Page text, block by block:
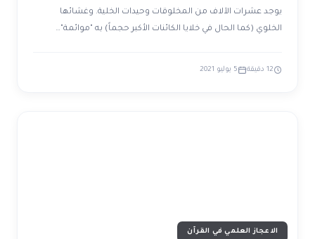
يوجد عشرات الآلاف من المخلوقات وحيدات الخلية. وغشائها
الخلوي (كما الحال في خلايا الكائنات الأكبر حجماً) به "موائمة"…
12 دقيقة 5 يوليو 2021
الاعجاز العلمي في القرآن